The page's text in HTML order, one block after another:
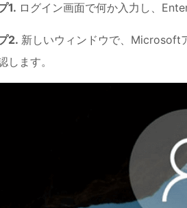
1. ログイン画面で何か入力し、
2. 新しいウィンドウで、Microsoft
します。